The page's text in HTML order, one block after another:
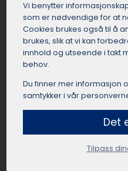
En verdivurdering i
estimat av boligens
Hauknes.
helhetlig vurdering av
areal og
inneholde forpliktelser
kalkulatorer og
salgstakster er ikke
Vi benytter
som er nødvendige for at
Cookies brukes også til å
brukes, slik at vi kan
innhold og utseende i takt
behov.
Du finner mer informasjon
samtykker i vår
Det
Tilpass